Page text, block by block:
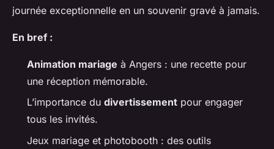
journée exceptionnelle en un souvenir gravé à jamais.
En bref :
Animation mariage à Angers : une recette pour
une réception mémorable.
L’importance du divertissement pour engager
tous les invités.
Jeux mariage et photobooth : des outils